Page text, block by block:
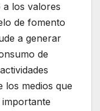
a los valores
de fomento
a generar
de
los medios que